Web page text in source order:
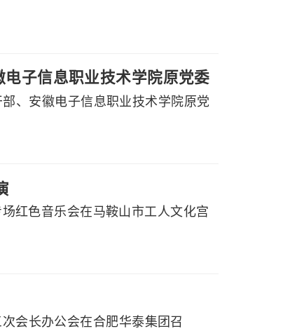
子信息职业技术学院原党委
、安徽电子信息职业技术学院原党
红色音乐会在马鞍山市工人文化宫
会长办公会在合肥华泰集团召